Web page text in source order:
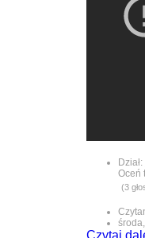
Dział:
Oceń
(3
Czytaj